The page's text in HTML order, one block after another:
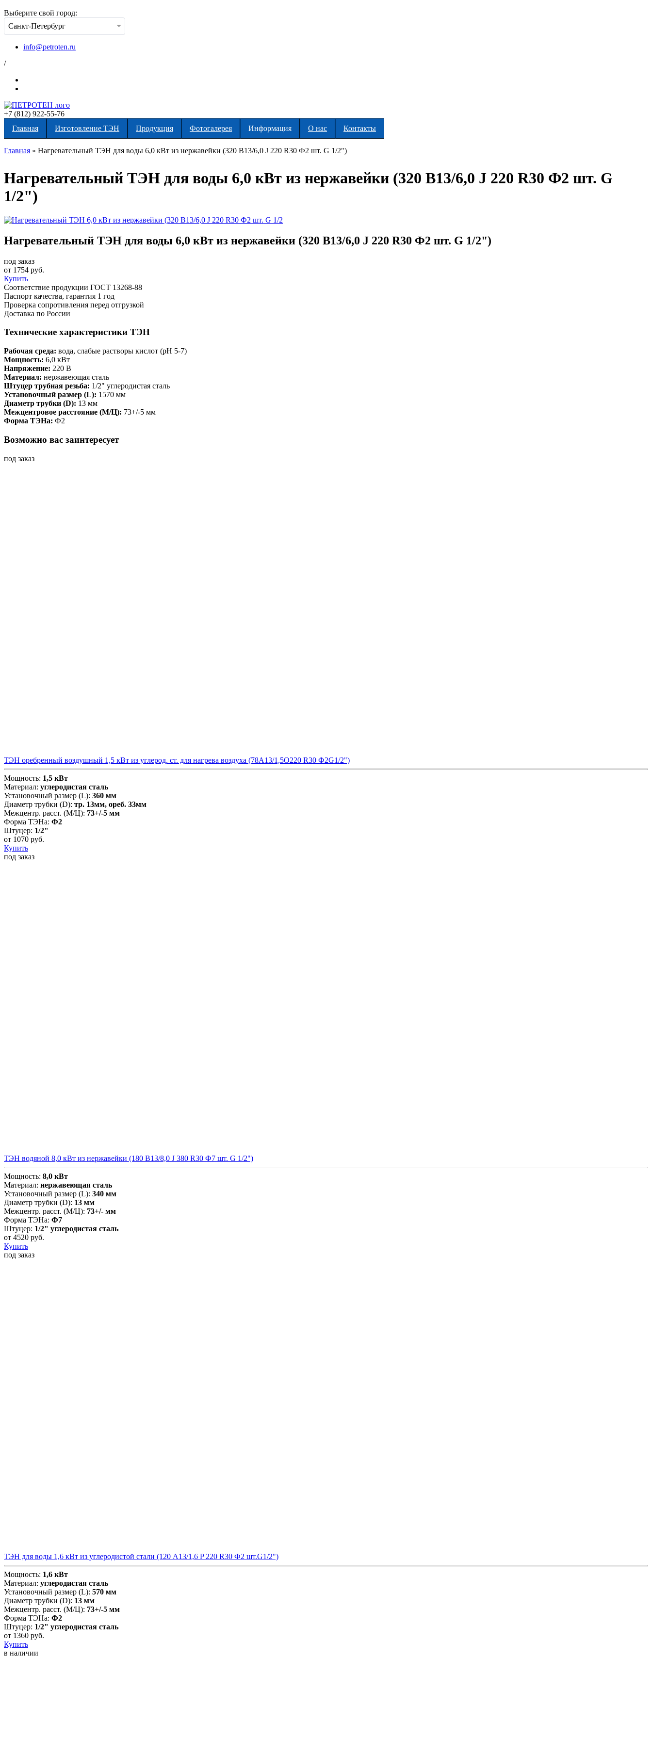
Выберите свой город:
Санкт-Петербург
info@petroten.ru
/
+7 (812) 922-55-76
Главная
Изготовление ТЭН Продукция Фотогалерея Информация О нас Контакты
Главная » Нагревательный ТЭН для воды 6,0 кВт из нержавейки (320 В13/6,0 J 220 R30 Ф2 шт. G 1/2")
Нагревательный ТЭН для воды 6,0 кВт из нержавейки (320 В13/6,0 J 220 R30 Ф2 шт. G
1/2")
Нагревательный ТЭН для воды 6,0 кВт из нержавейки (320 В13/6,0 J 220 R30 Ф2 шт. G 1/2")
под заказ
от 1754 руб.
Купить
Соответствие продукции ГОСТ 13268-88
Паспорт качества, гарантия 1 год
Проверка сопротивления перед отгрузкой
Доставка по России
Технические характеристики ТЭН
Рабочая среда: вода, слабые растворы кислот (рН 5-7)
Мощность: 6,0 кВт
Напряжение: 220 В
Материал: нержавеющая сталь
Штуцер трубная резьба: 1/2" углеродистая сталь
Установочный размер (L): 1570 мм
Диаметр трубки (D): 13 мм
Межцентровое расстояние (М/Ц): 73+/-5 мм
Форма ТЭНа: Ф2
Возможно вас заинтересует
под заказ
ТЭН оребренный воздушный 1,5 кВт из углерод. ст. для нагрева воздуха (78А13/1,5О220 R30 Ф2G1/2")
Мощность: 1,5 кВт
Материал: углеродистая сталь
Установочный размер (L): 360 мм
Диаметр трубки (D): тр. 13мм, ореб. 33мм
Межцентр. расст. (М/Ц): 73+/-5 мм
Форма ТЭНа: Ф2
Штуцер: 1/2"
от 1070 руб.
Купить
под заказ
ТЭН водяной 8,0 кВт из нержавейки (180 B13/8,0 J 380 R30 Ф7 шт. G 1/2")
Мощность: 8,0 кВт
Материал: нержавеющая сталь
Установочный размер (L): 340 мм
Диаметр трубки (D): 13 мм
Межцентр. расст. (М/Ц): 73+/- мм
Форма ТЭНа: Ф7
Штуцер: 1/2" углеродистая сталь
от 4520 руб.
Купить
под заказ
ТЭН для воды 1,6 кВт из углеродистой стали (120 А13/1,6 P 220 R30 Ф2 шт.G1/2")
Мощность: 1,6 кВт
Материал: углеродистая сталь
Установочный размер (L): 570 мм
Диаметр трубки (D): 13 мм
Межцентр. расст. (М/Ц): 73+/-5 мм
Форма ТЭНа: Ф2
Штуцер: 1/2" углеродистая сталь
от 1360 руб.
Купить
в наличии